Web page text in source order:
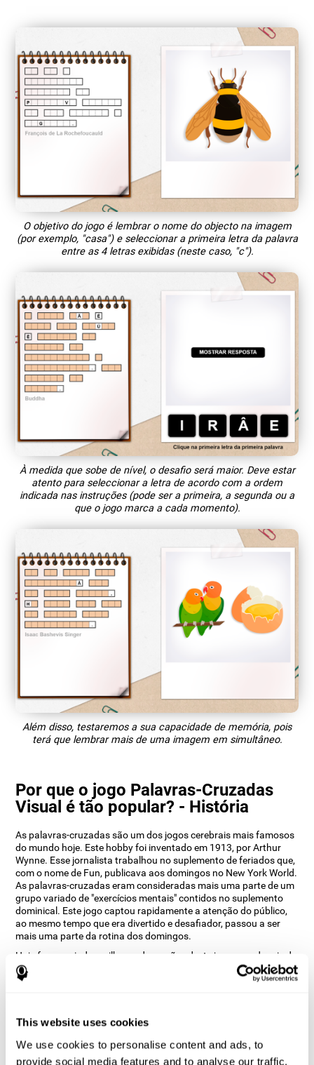
This website uses cookies
We use cookies to personalise content and ads, to
provide social media features and to analyse our traffic.
O objetivo do jogo é lembrar o nome do objecto na imagem
(por exemplo, "casa") e seleccionar a primeira letra da palavra
entre as 4 letras exibidas (neste caso, "c").
À medida que sobe de nível, o desafio será maior. Deve estar
atento para seleccionar a letra de acordo com a ordem
indicada nas instruções (pode ser a primeira, a segunda ou a
que o jogo marca a cada momento).
Além disso, testaremos a sua capacidade de memória, pois
terá que lembrar mais de uma imagem em simultâneo.
Por que o jogo Palavras-Cruzadas
Visual é tão popular? - História
As palavras-cruzadas são um dos jogos cerebrais mais famosos
do mundo hoje. Este hobby foi inventado em 1913, por Arthur
Wynne. Esse jornalista trabalhou no suplemento de feriados que,
com o nome de Fun, publicava aos domingos no New York World.
As palavras-cruzadas eram consideradas mais uma parte de um
grupo variado de "exercícios mentais" contidos no suplemento
dominical. Este jogo captou rapidamente a atenção do público,
ao mesmo tempo que era divertido e desafiador, passou a ser
mais uma parte da rotina dos domingos.
Hoje foram criadas milhares de versões deste jogo, que depois de
mais de um século, ainda é uma das melhores opções para
estimular a mente. O departamento de design da CogniFit quis
palavra inicial do objecto que aparece na imagem à direita do
habilidades cognitivas de uma forma muito divertida.